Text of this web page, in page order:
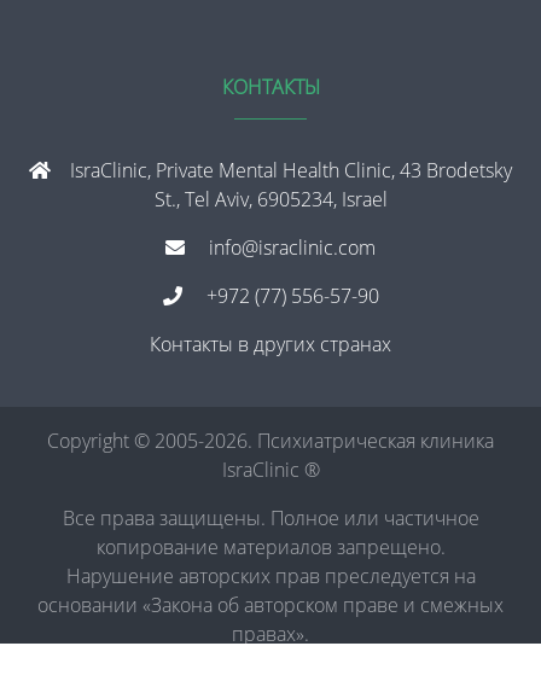
КОНТАКТЫ
IsraClinic, Private Mental Health Clinic, 43 Brodetsky
St., Tel Aviv, 6905234, Israel
info@israclinic.com
+972 (77) 556-57-90
Контакты в других странах
Copyright © 2005-2026. Психиатрическая клиника
IsraClinic ®
Все права защищены. Полное или частичное
копирование материалов запрещено.
Нарушение авторских прав преследуется на
основании «Закона об авторском праве и смежных
правах».